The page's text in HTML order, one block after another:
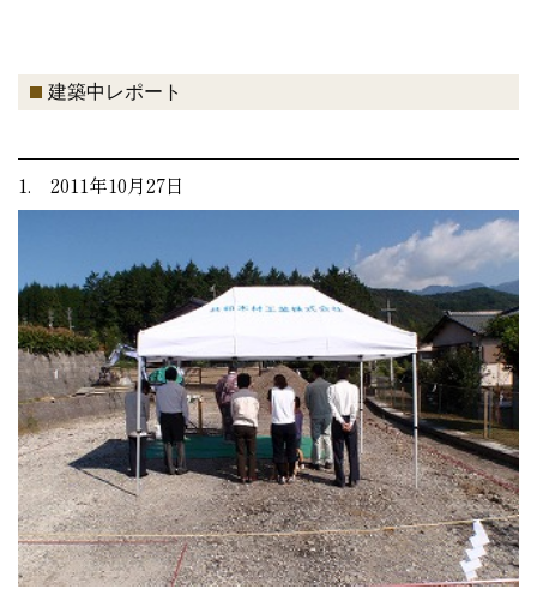
建築中レポート
1. 2011年10月27日